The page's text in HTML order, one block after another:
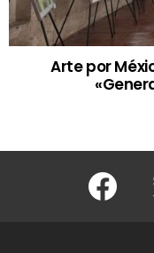
Arte por
Facebook